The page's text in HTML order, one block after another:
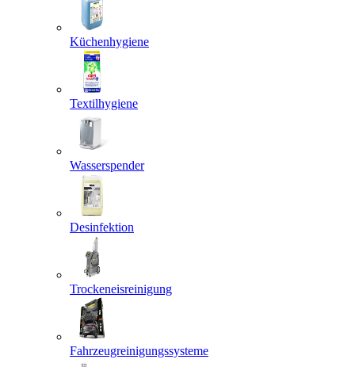
Küchenhygiene
Textilhygiene
Wasserspender
Desinfektion
Trockeneisreinigung
Fahrzeugreinigungssysteme